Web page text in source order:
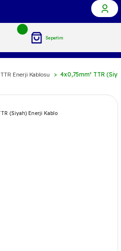
Sepetim
TTR Enerji Kablosu 4x0,75mm² TTR